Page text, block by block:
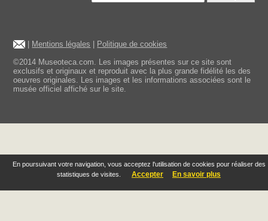
En poursuivant votre navigation, vous acceptez l'utilisation de cookies pour réaliser des
statistiques de visites.
Accepter En savoir plus
Mentions légales
Politique de cookies
©2014 Museoteca.com. Les images présentes sur ce site sont
exclusifs et originaux et reproduit avec la plus grande fidélité les des
oeuvres originales. Les images et les informations associées sont le
musée officiel affiché sur le site.